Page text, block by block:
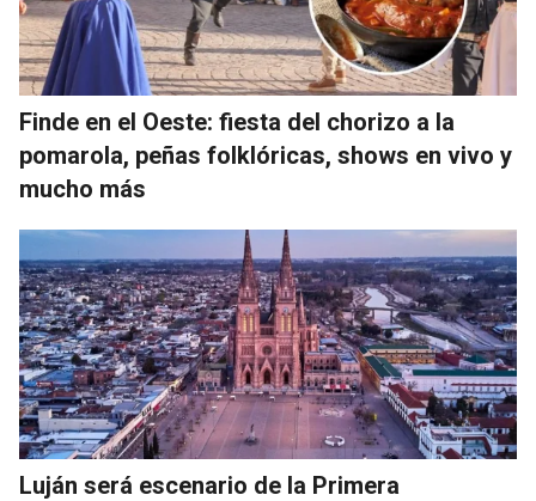
Finde en el Oeste: fiesta del chorizo a la
pomarola, peñas folklóricas, shows en vivo y
mucho más
Luján será escenario de la Primera